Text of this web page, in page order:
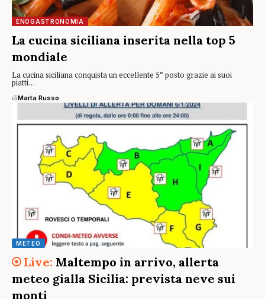
ENOGASTRONOMIA
La cucina siciliana inserita nella top 5
mondiale
La cucina siciliana conquista un eccellente 5° posto grazie ai suoi
piatti…
diMarta Russo
METEO
Maltempo in arrivo, allerta
meteo gialla Sicilia: prevista neve sui
monti